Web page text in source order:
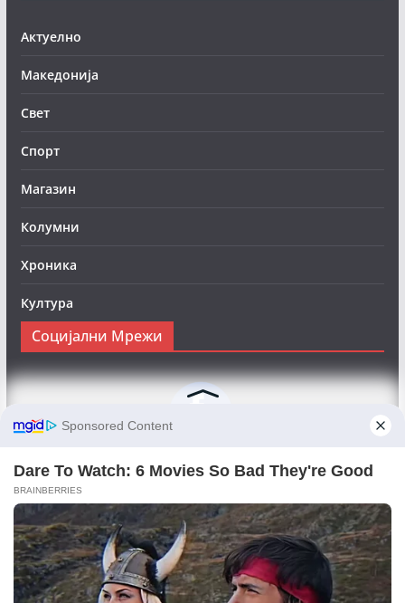
Актуелно
Македонија
Свет
Спорт
Магазин
Колумни
Хроника
Култура
Социјални Мрежи
Следете нè на Фејсбук за да сте во тек со најновите